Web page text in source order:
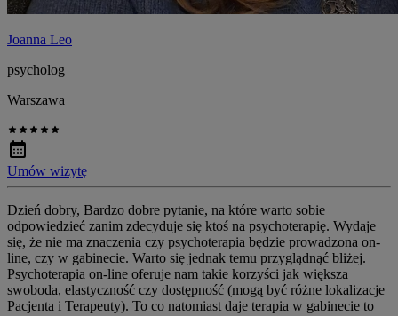
Joanna Leo
psycholog
Warszawa
Umów wizytę
Dzień dobry, Bardzo dobre pytanie, na które warto sobie
odpowiedzieć zanim zdecyduje się ktoś na psychoterapię. Wydaje
się, że nie ma znaczenia czy psychoterapia będzie prowadzona on-
line, czy w gabinecie. Warto się jednak temu przyglądnąć bliżej.
Psychoterapia on-line oferuje nam takie korzyści jak większa
swoboda, elastyczność czy dostępność (mogą być różne lokalizacje
Pacjenta i Terapeuty). To co natomiast daje terapia w gabinecie to